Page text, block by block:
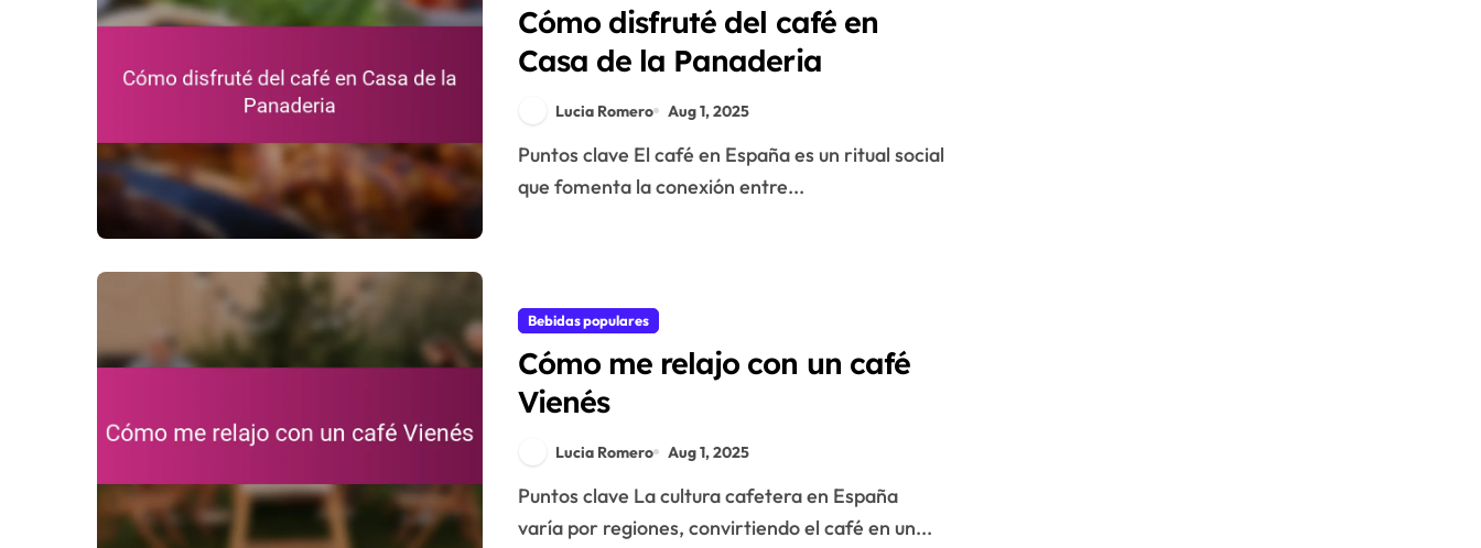
Cómo disfruté del café en
Casa de la Panaderia
Lucia Romero Aug 1, 2025
Puntos clave El café en España es un ritual social
que fomenta la conexión entre...
Bebidas populares
Cómo me relajo con un café
Vienés
Lucia Romero Aug 1, 2025
Puntos clave La cultura cafetera en España
varía por regiones, convirtiendo el café en un...